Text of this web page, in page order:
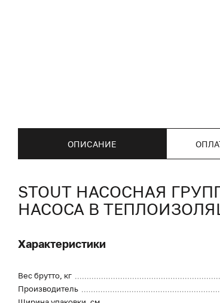
ОПИСАНИЕ
STOUT НАСОСНАЯ
НАСОСА В
Характеристики
Вес брутто, кг
Производитель